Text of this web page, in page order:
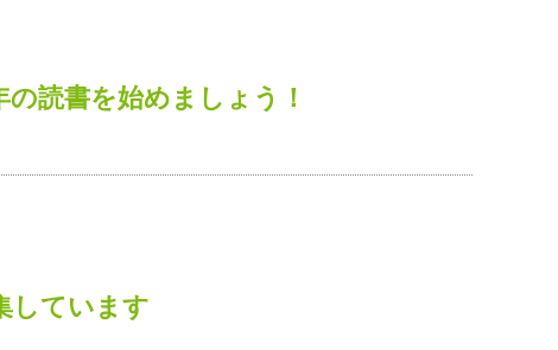
読書を始めましょう！
しています